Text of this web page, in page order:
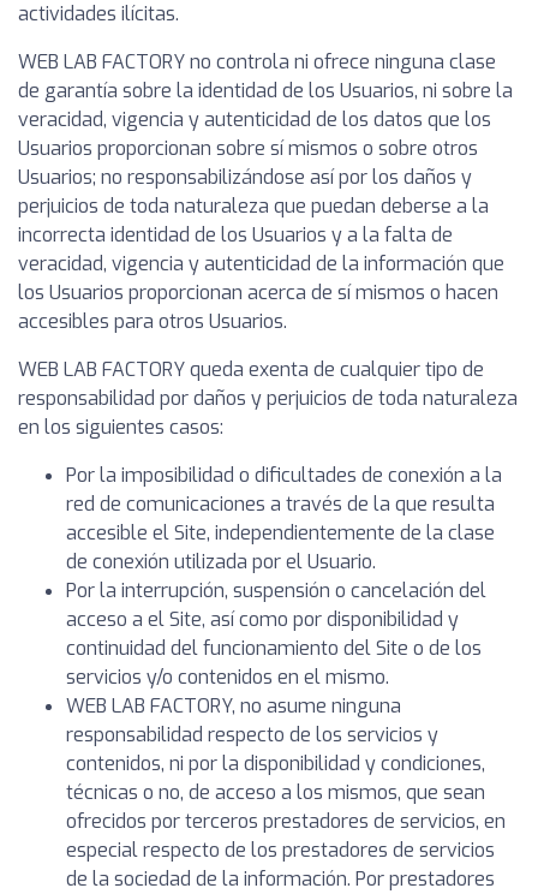
actividades ilícitas.
WEB LAB FACTORY no controla ni ofrece ninguna clase
de garantía sobre la identidad de los Usuarios, ni sobre la
veracidad, vigencia y autenticidad de los datos que los
Usuarios proporcionan sobre sí mismos o sobre otros
Usuarios; no responsabilizándose así por los daños y
perjuicios de toda naturaleza que puedan deberse a la
incorrecta identidad de los Usuarios y a la falta de
veracidad, vigencia y autenticidad de la información que
los Usuarios proporcionan acerca de sí mismos o hacen
accesibles para otros Usuarios.
WEB LAB FACTORY queda exenta de cualquier tipo de
responsabilidad por daños y perjuicios de toda naturaleza
en los siguientes casos:
Por la imposibilidad o dificultades de conexión a la
red de comunicaciones a través de la que resulta
accesible el Site, independientemente de la clase
de conexión utilizada por el Usuario.
Por la interrupción, suspensión o cancelación del
acceso a el Site, así como por disponibilidad y
continuidad del funcionamiento del Site o de los
servicios y/o contenidos en el mismo.
WEB LAB FACTORY, no asume ninguna
responsabilidad respecto de los servicios y
contenidos, ni por la disponibilidad y condiciones,
técnicas o no, de acceso a los mismos, que sean
ofrecidos por terceros prestadores de servicios, en
especial respecto de los prestadores de servicios
de la sociedad de la información. Por prestadores